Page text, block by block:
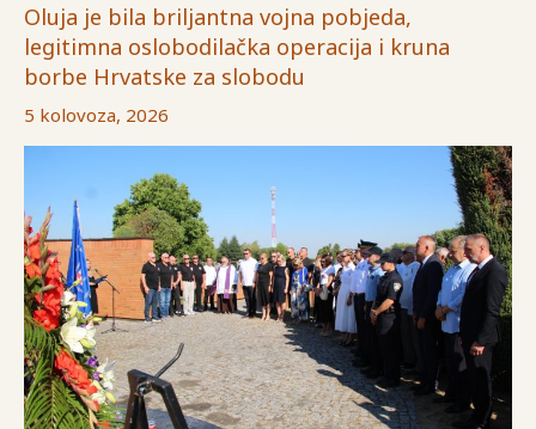
Oluja je bila briljantna vojna pobjeda,
legitimna oslobodilačka operacija i kruna
borbe Hrvatske za slobodu
5 kolovoza, 2026